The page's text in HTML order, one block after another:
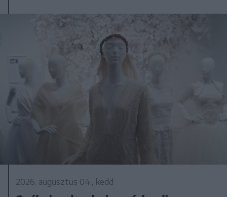
2026. augusztus 04., kedd